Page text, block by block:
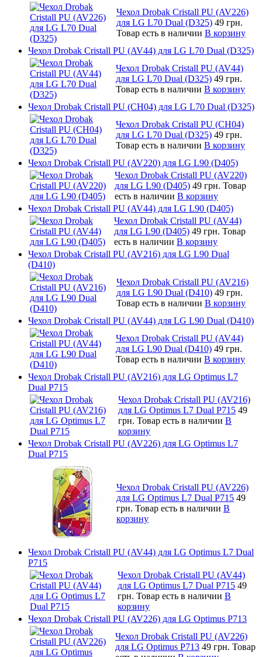
Чехол Drobak Cristall PU (AV226)
для LG L70 Dual (D325) 49 грн.
Товар есть в наличии В корзину
Чехол Drobak Cristall PU (AV44) для LG L70 Dual (D325)
Чехол Drobak Cristall PU (AV44)
для LG L70 Dual (D325) 49 грн.
Товар есть в наличии В корзину
Чехол Drobak Cristall PU (CH04) для LG L70 Dual (D325)
Чехол Drobak Cristall PU (CH04)
для LG L70 Dual (D325) 49 грн.
Товар есть в наличии В корзину
Чехол Drobak Cristall PU (AV220) для LG L90 (D405)
Чехол Drobak Cristall PU (AV220)
для LG L90 (D405) 49 грн. Товар
есть в наличии В корзину
Чехол Drobak Cristall PU (AV44) для LG L90 (D405)
Чехол Drobak Cristall PU (AV44)
для LG L90 (D405) 49 грн. Товар
есть в наличии В корзину
Чехол Drobak Cristall PU (AV216) для LG L90 Dual
(D410)
Чехол Drobak Cristall PU (AV216)
для LG L90 Dual (D410) 49 грн.
Товар есть в наличии В корзину
Чехол Drobak Cristall PU (AV44) для LG L90 Dual (D410)
Чехол Drobak Cristall PU (AV44)
для LG L90 Dual (D410) 49 грн.
Товар есть в наличии В корзину
Чехол Drobak Cristall PU (AV216) для LG Optimus L7
Dual P715
Чехол Drobak Cristall PU (AV216)
для LG Optimus L7 Dual P715 49
грн. Товар есть в наличии В
корзину
Чехол Drobak Cristall PU (AV226) для LG Optimus L7
Dual P715
Чехол Drobak Cristall PU (AV226)
для LG Optimus L7 Dual P715 49
грн. Товар есть в наличии В
корзину
Чехол Drobak Cristall PU (AV44) для LG Optimus L7 Dual
P715
Чехол Drobak Cristall PU (AV44)
для LG Optimus L7 Dual P715 49
грн. Товар есть в наличии В
корзину
Чехол Drobak Cristall PU (AV226) для LG Optimus P713
Чехол Drobak Cristall PU (AV226)
для LG Optimus P713 49 грн. Товар